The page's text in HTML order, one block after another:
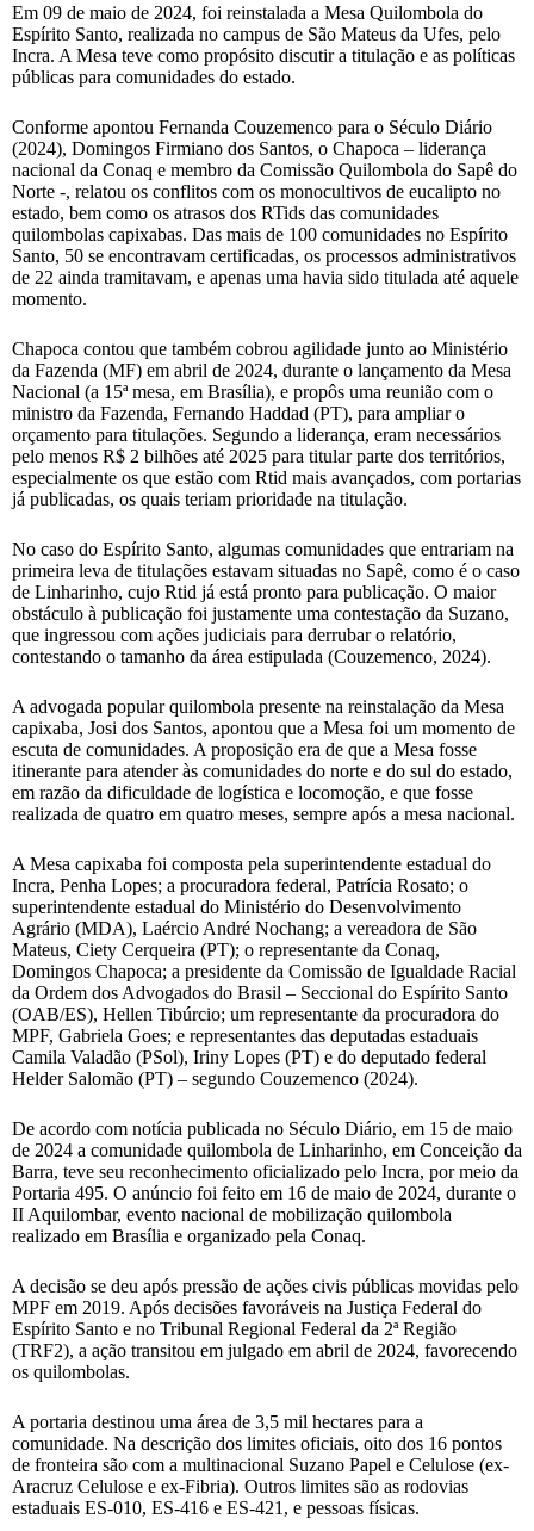
Em 09 de maio de 2024, foi reinstalada a Mesa Quilombola do
Espírito Santo, realizada no campus de São Mateus da Ufes, pelo
Incra. A Mesa teve como propósito discutir a titulação e as políticas
públicas para comunidades do estado.
Conforme apontou Fernanda Couzemenco para o Século Diário
(2024), Domingos Firmiano dos Santos, o Chapoca – liderança
nacional da Conaq e membro da Comissão Quilombola do Sapê do
Norte -, relatou os conflitos com os monocultivos de eucalipto no
estado, bem como os atrasos dos RTids das comunidades
quilombolas capixabas. Das mais de 100 comunidades no Espírito
Santo, 50 se encontravam certificadas, os processos administrativos
de 22 ainda tramitavam, e apenas uma havia sido titulada até aquele
momento.
Chapoca contou que também cobrou agilidade junto ao Ministério
da Fazenda (MF) em abril de 2024, durante o lançamento da Mesa
Nacional (a 15ª mesa, em Brasília), e propôs uma reunião com o
ministro da Fazenda, Fernando Haddad (PT), para ampliar o
orçamento para titulações. Segundo a liderança, eram necessários
pelo menos R$ 2 bilhões até 2025 para titular parte dos territórios,
especialmente os que estão com Rtid mais avançados, com portarias
já publicadas, os quais teriam prioridade na titulação.
No caso do Espírito Santo, algumas comunidades que entrariam na
primeira leva de titulações estavam situadas no Sapê, como é o caso
de Linharinho, cujo Rtid já está pronto para publicação. O maior
obstáculo à publicação foi justamente uma contestação da Suzano,
que ingressou com ações judiciais para derrubar o relatório,
contestando o tamanho da área estipulada (Couzemenco, 2024).
A advogada popular quilombola presente na reinstalação da Mesa
capixaba, Josi dos Santos, apontou que a Mesa foi um momento de
escuta de comunidades. A proposição era de que a Mesa fosse
itinerante para atender às comunidades do norte e do sul do estado,
em razão da dificuldade de logística e locomoção, e que fosse
realizada de quatro em quatro meses, sempre após a mesa nacional.
A Mesa capixaba foi composta pela superintendente estadual do
Incra, Penha Lopes; a procuradora federal, Patrícia Rosato; o
superintendente estadual do Ministério do Desenvolvimento
Agrário (MDA), Laércio André Nochang; a vereadora de São
Mateus, Ciety Cerqueira (PT); o representante da Conaq,
Domingos Chapoca; a presidente da Comissão de Igualdade Racial
da Ordem dos Advogados do Brasil – Seccional do Espírito Santo
(OAB/ES), Hellen Tibúrcio; um representante da procuradora do
MPF, Gabriela Goes; e representantes das deputadas estaduais
Camila Valadão (PSol), Iriny Lopes (PT) e do deputado federal
Helder Salomão (PT) – segundo Couzemenco (2024).
De acordo com notícia publicada no Século Diário, em 15 de maio
de 2024 a comunidade quilombola de Linharinho, em Conceição da
Barra, teve seu reconhecimento oficializado pelo Incra, por meio da
Portaria 495. O anúncio foi feito em 16 de maio de 2024, durante o
II Aquilombar, evento nacional de mobilização quilombola
realizado em Brasília e organizado pela Conaq.
A decisão se deu após pressão de ações civis públicas movidas pelo
MPF em 2019. Após decisões favoráveis na Justiça Federal do
Espírito Santo e no Tribunal Regional Federal da 2ª Região
(TRF2), a ação transitou em julgado em abril de 2024, favorecendo
os quilombolas.
A portaria destinou uma área de 3,5 mil hectares para a
comunidade. Na descrição dos limites oficiais, oito dos 16 pontos
de fronteira são com a multinacional Suzano Papel e Celulose (ex-
Aracruz Celulose e ex-Fibria). Outros limites são as rodovias
estaduais ES-010, ES-416 e ES-421, e pessoas físicas.